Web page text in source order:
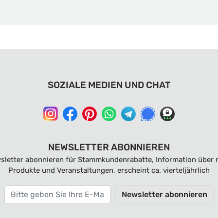
SOZIALE MEDIEN UND CHAT
NEWSLETTER ABONNIEREN
abonnieren für Stammkundenrabatte, Information über
Produkte und Veranstaltungen, erscheint ca. vierteljährlich
Newsletter abonnieren